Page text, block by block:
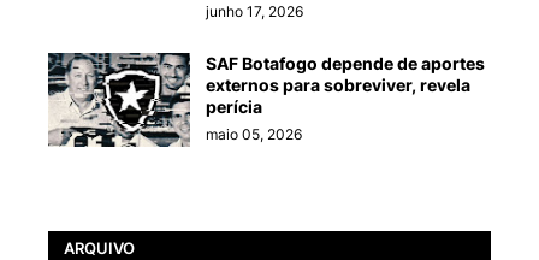
junho 17, 2026
SAF Botafogo depende de aportes
externos para sobreviver, revela
perícia
maio 05, 2026
ARQUIVO